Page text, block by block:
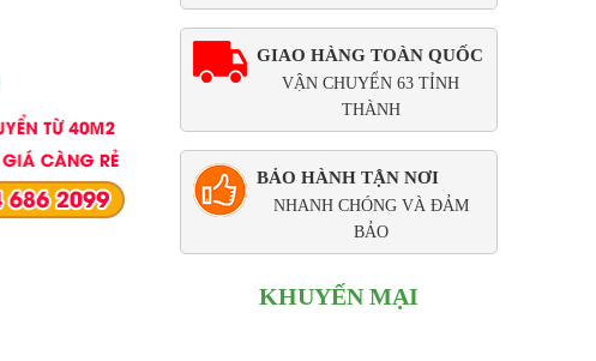
GIAO HÀNG TOÀN QUỐC
VẬN CHUYỂN 63 TỈNH
THÀNH
BẢO HÀNH TẬN NƠI
NHANH CHÓNG VÀ ĐẢM
BẢO
KHUYẾN MẠI